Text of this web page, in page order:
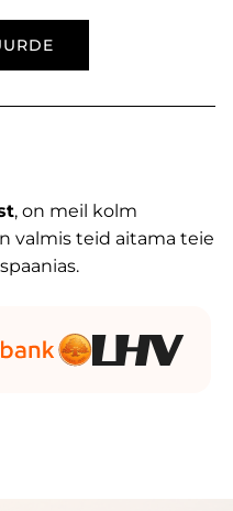
, on meil kolm
valmis teid aitama teie